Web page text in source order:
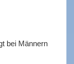
bei Männern